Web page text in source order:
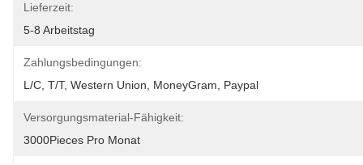
Lieferzeit:
5-8 Arbeitstag
Zahlungsbedingungen:
L/C, T/T, Western Union, MoneyGram, Paypal
Versorgungsmaterial-Fähigkeit:
3000Pieces Pro Monat